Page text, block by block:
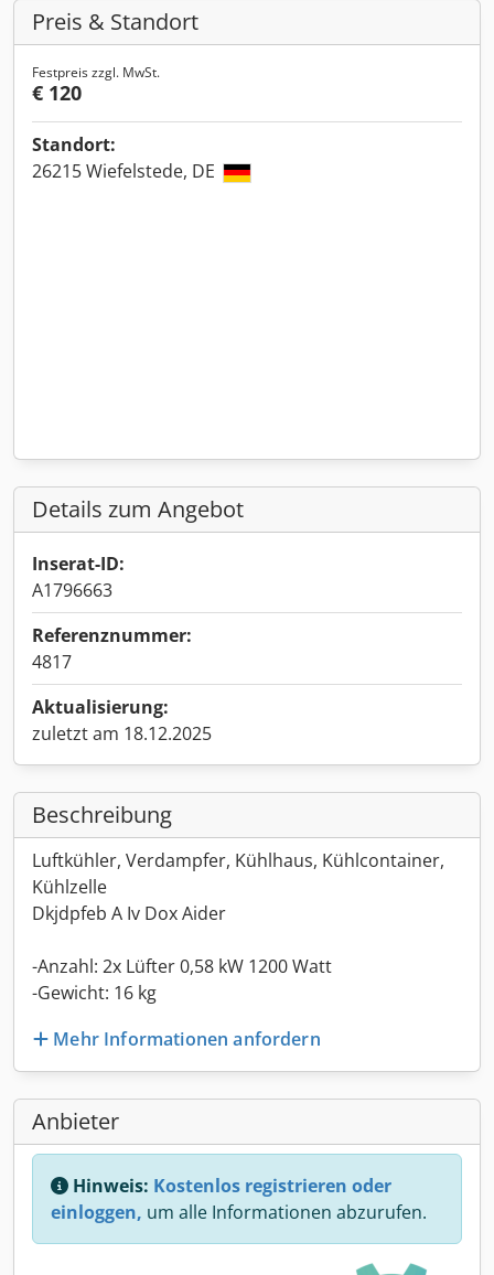
Preis & Standort
Festpreis zzgl. MwSt.
€ 120
Standort:
26215 Wiefelstede, DE
Details zum Angebot
Inserat-ID:
A1796663
Referenznummer:
4817
Aktualisierung:
zuletzt am 18.12.2025
Beschreibung
Luftkühler, Verdampfer, Kühlhaus, Kühlcontainer,
Kühlzelle
Dkjdpfeb A Iv Dox Aider
-Anzahl: 2x Lüfter 0,58 kW 1200 Watt
-Gewicht: 16 kg
Mehr Informationen anfordern
Anbieter
Hinweis: Kostenlos registrieren oder
einloggen, um alle Informationen abzurufen.